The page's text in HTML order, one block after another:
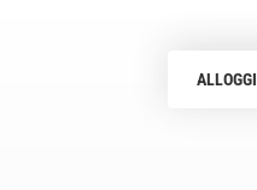
ALLOGGI